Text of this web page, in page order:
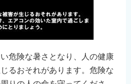
危険な暑さとなり、人の健康
るおそれがあります。危険な